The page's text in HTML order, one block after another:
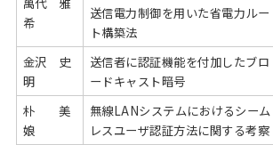
希
送信電力制御を用いた省電力ルー
ト構築法
金沢 史
明
送信者に認証機能を付加したブロ
ードキャスト暗号
朴 美
娘
無線LANシステムにおけるシーム
レスユーザ認証方法に関する考察